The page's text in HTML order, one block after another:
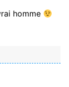
homme